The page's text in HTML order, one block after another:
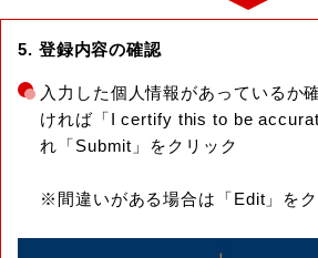
5. 登録内容の確認
入力した個人情報があっているか
ければ「I certify this to be
れ「Submit」をクリック
※間違いがある場合は「Edit」を